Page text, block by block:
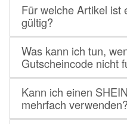
Für welche Artikel ist
gültig?
Was kann ich tun,
Gutscheincode nicht
Kann ich einen
mehrfach verwenden?